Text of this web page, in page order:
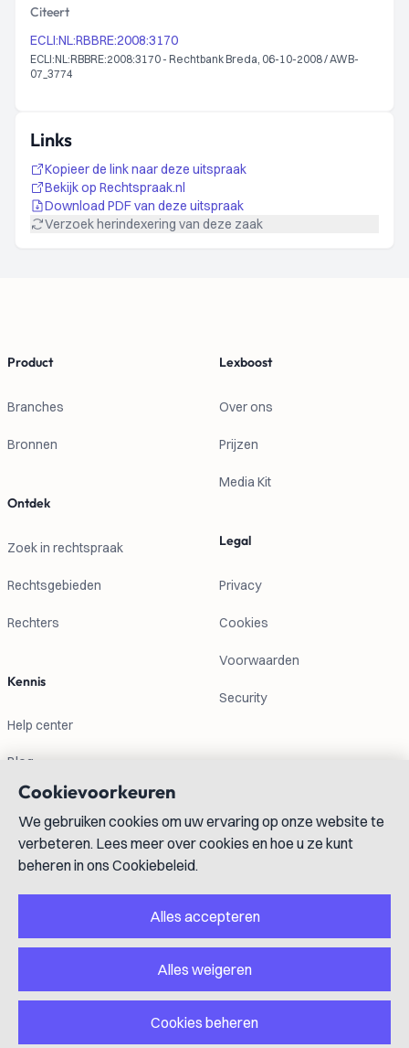
Citeert
ECLI:NL:RBBRE:2008:3170
ECLI:NL:RBBRE:2008:3170 - Rechtbank Breda, 06-10-2008 / AWB-
07_3774
Links
Kopieer de link naar deze uitspraak
Bekijk op Rechtspraak.nl
Download PDF van deze uitspraak
Verzoek herindexering van deze zaak
Product
Branches
Bronnen
Ontdek
Zoek in rechtspraak
Rechtsgebieden
Rechters
Kennis
Help center
Blog
Lexboost
Over ons
Prijzen
Media Kit
Legal
Privacy
Cookies
Voorwaarden
Security
Contactgegevens
info@lexboost.com
GitHubYouTube
Copyright © 2023-2026 Lexboost
Cookievoorkeuren
We gebruiken cookies om uw ervaring op onze website te
verbeteren. Lees meer over cookies en hoe u ze kunt
beheren in ons Cookiebeleid.
Alles accepteren
Alles weigeren
Cookies beheren